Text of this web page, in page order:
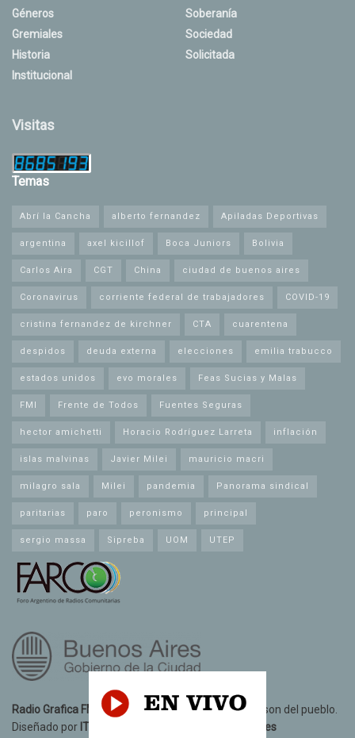
Géneros
Gremiales
Historia
Institucional
Soberanía
Sociedad
Solicitada
Visitas
Temas
Abrí la Cancha alberto fernandez Apiladas Deportivas
argentina axel kicillof Boca Juniors Bolivia
Carlos Aira CGT China ciudad de buenos aires
Coronavirus corriente federal de trabajadores COVID-19
cristina fernandez de kirchner CTA cuarentena
despidos deuda externa elecciones emilia trabucco
estados unidos evo morales Feas Sucias y Malas
FMI Frente de Todos Fuentes Seguras
hector amichetti Horacio Rodríguez Larreta inflación
islas malvinas Javier Milei mauricio macri
milagro sala Milei pandemia Panorama sindical
paritarias paro peronismo principal
sergio massa Sipreba UOM UTEP
Radio Grafica FM 89.3© 2021. Todos los derechos son del pueblo.
Diseñado por IT10 Informatica y Telecomunicaciones